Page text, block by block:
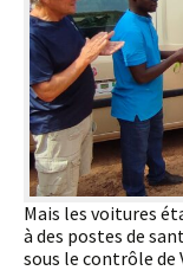
Mais les voitures
à des postes de
sous le contrôle de